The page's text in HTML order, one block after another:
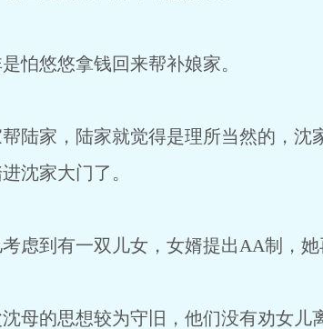
怕悠悠拿钱回来帮补娘家。
陆家，陆家就觉得是理所当然的，
沈家大门了。
虑到有一双儿女，女婿提出AA制，
母的思想较为守旧，他们没有劝女